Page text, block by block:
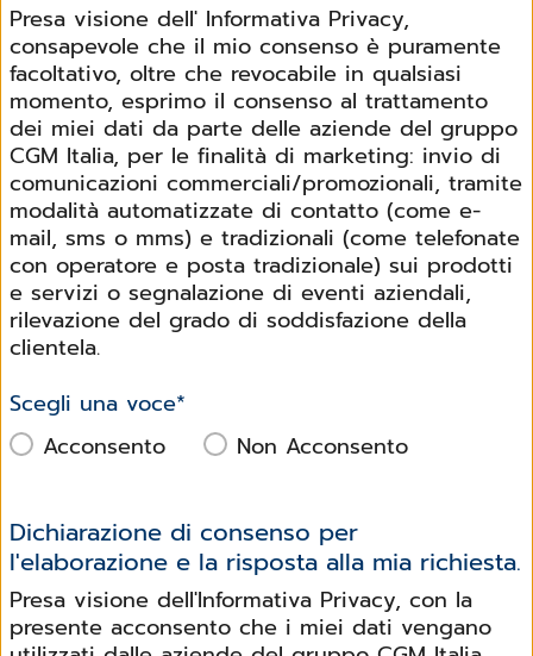
Presa visione dell' Informativa Privacy,
consapevole che il mio consenso è puramente
facoltativo, oltre che revocabile in qualsiasi
momento, esprimo il consenso al trattamento
dei miei dati da parte delle aziende del gruppo
CGM Italia, per le finalità di marketing: invio di
comunicazioni commerciali/promozionali, tramite
modalità automatizzate di contatto (come e-
mail, sms o mms) e tradizionali (come telefonate
con operatore e posta tradizionale) sui prodotti
e servizi o segnalazione di eventi aziendali,
rilevazione del grado di soddisfazione della
clientela.
Scegli una voce*
Acconsento
Non Acconsento
Dichiarazione di consenso per
l'elaborazione e la risposta alla mia richiesta.
Presa visione dell'Informativa Privacy, con la
presente acconsento che i miei dati vengano